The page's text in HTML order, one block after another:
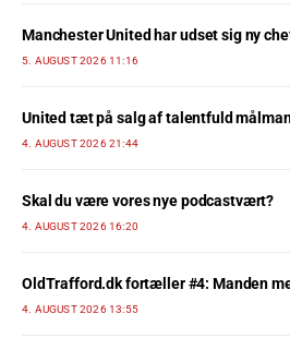
Manchester United har udset sig ny
5. AUGUST 2026 11:16
United tæt på salg af talentfuld
4. AUGUST 2026 21:44
Skal du være vores nye podcastvært?
4. AUGUST 2026 16:20
OldTrafford.dk fortæller #4: Manden
4. AUGUST 2026 13:55